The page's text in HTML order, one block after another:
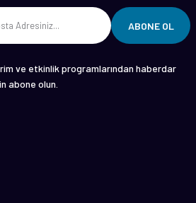
ABONE OL
ve etkinlik programlarından haberdar
abone olun.